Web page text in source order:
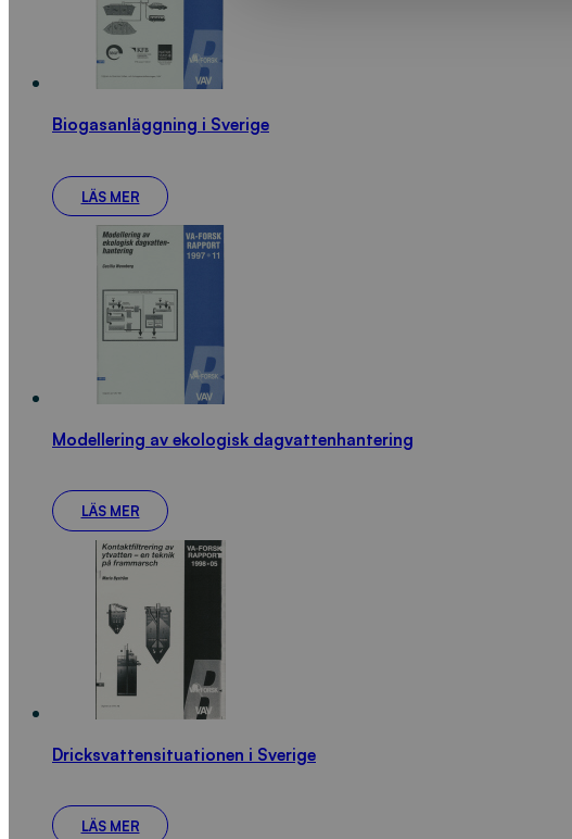
Biogasanläggning i Sverige
LÄS MER
Modellering av ekologisk dagvattenhantering
LÄS MER
Dricksvattensituationen i Sverige
LÄS MER